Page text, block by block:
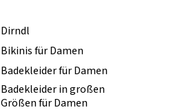
Dirndl
Bikinis für Damen
Badekleider für Damen
Badekleider in großen
Größen für Damen